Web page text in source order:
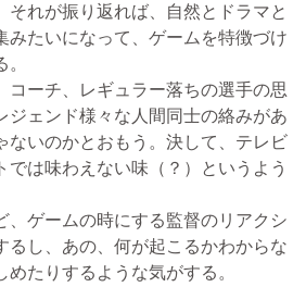
それが振り返れば、自然とドラマと
みたいになって、ゲームを特徴づけ
コーチ、レギュラー落ちの選手の思
ジェンド様々な人間同士の絡みがあ
ないのかとおもう。決して、テレビ
では味わえない味（？）というよう
、ゲームの時にする監督のリアクシ
るし、あの、何が起こるかわからな
たりするような気がする。